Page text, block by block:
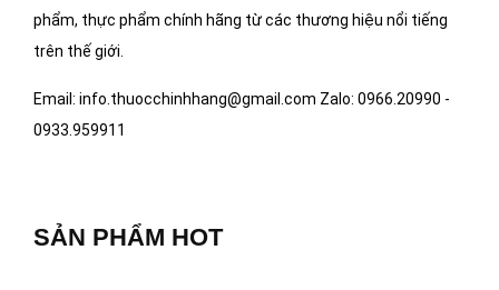
phẩm, thực phẩm chính hãng từ các thương hiệu nổi tiếng
trên thế giới.
Email: info.thuocchinhhang@gmail.com Zalo: 0966.20990 -
0933.959911
SẢN PHẨM HOT